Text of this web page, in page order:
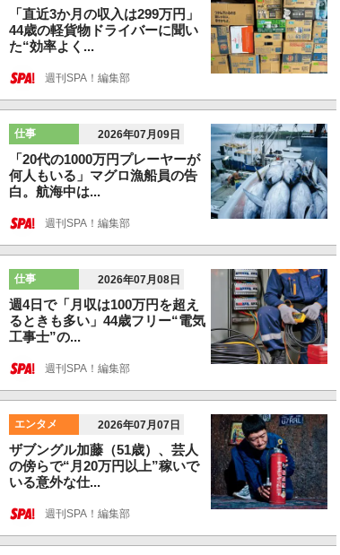
「直近3か月の収入は299万円」
44歳の軽貨物ドライバーに聞い
た“効率よく...
週刊SPA！編集部
仕事 2026年07月09日
「20代の1000万円プレーヤーが
何人もいる」マグロ漁船員の告
白。航海中は...
週刊SPA！編集部
仕事 2026年07月08日
週4日で「月収は100万円を超え
るときも多い」44歳フリー“電気
工事士”の...
週刊SPA！編集部
エンタメ 2026年07月07日
ザブングル加藤（51歳）、芸人
の傍らで“月20万円以上”稼いで
いる意外な仕...
週刊SPA！編集部